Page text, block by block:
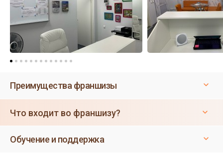
Преимущества франшизы
Что входит во франшизу?
Обучение и поддержка